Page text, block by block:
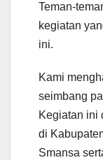
Teman-
kegiatan
ini.
Kami
seimbang
Kegiatan ini
di
Smansa